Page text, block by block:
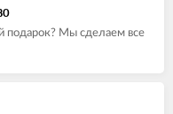
подарок? Мы сделаем все